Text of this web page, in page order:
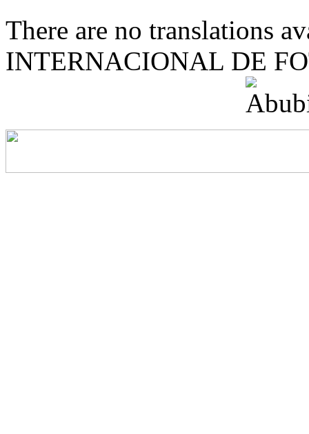
There are no translations
INTERNACIONAL DE